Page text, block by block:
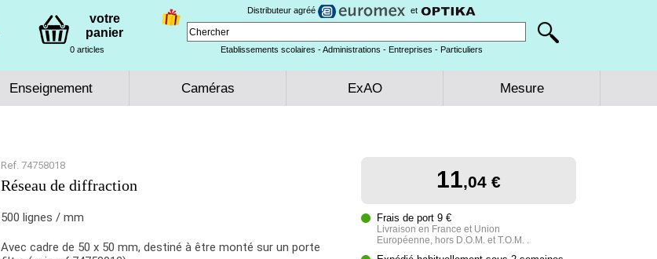
votre
panier
0 articles
Distributeur agréé et
Etablissements scolaires - Administrations - Entreprises - Particuliers
Enseignement Caméras ExAO Mesure
Ref. 74758018
Réseau de diffraction
500 lignes / mm
Avec cadre de 50 x 50 mm, destiné à être monté sur un porte
11,04 €
Frais de port 9 €
Livraison en France et Union
Européenne, hors D.O.M. et T.O.M. .